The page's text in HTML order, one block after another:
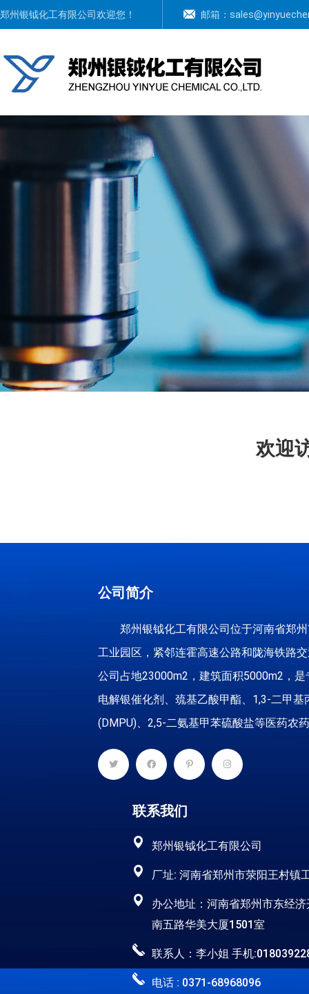
郑州银钺化工有限公司欢迎您！ 邮箱：
上一张
欢迎
公司简介
郑州银钺化工有限公司位于河南省郑州
工业园区，紧邻连霍高速公路和陇海铁路
公司占地23000m2，建筑面积5000m2，是
电解银催化剂、巯基乙酸甲酯、1,3-二甲基
(DMPU)、2,5-二氨基甲苯硫酸盐等医药农药
联系我们
郑州银钺化工有限公司
厂址: 河南省郑州市荥阳王村镇
办公地址：河南省郑州市东经
南五路华美大厦1501室
联系人：李小姐 手机
电话 : 0371-68968096